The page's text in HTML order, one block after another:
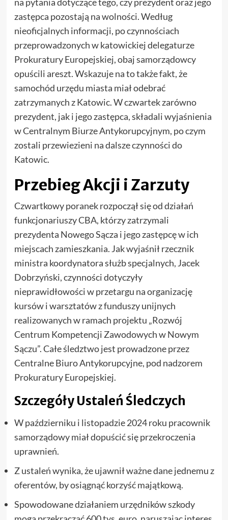
zastępca pozostają na wolności. Według
nieoficjalnych informacji, po czynnościach
przeprowadzonych w katowickiej delegaturze
Prokuratury Europejskiej, obaj samorządowcy
opuścili areszt. Wskazuje na to także fakt, że
samochód urzędu miasta miał odebrać
zatrzymanych z Katowic. W czwartek zarówno
prezydent, jak i jego zastępca, składali wyjaśnienia
w Centralnym Biurze Antykorupcyjnym, po czym
zostali przewiezieni na dalsze czynności do
Katowic.
Przebieg Akcji i Zarzuty
Czwartkowy poranek rozpoczął się od działań
funkcjonariuszy CBA, którzy zatrzymali
prezydenta Nowego Sącza i jego zastępcę w ich
miejscach zamieszkania. Jak wyjaśnił rzecznik
ministra koordynatora służb specjalnych, Jacek
Dobrzyński, czynności dotyczyły
nieprawidłowości w przetargu na organizację
kursów i warsztatów z funduszy unijnych
realizowanych w ramach projektu „Rozwój
Centrum Kompetencji Zawodowych w Nowym
Sączu”. Całe śledztwo jest prowadzone przez
Centralne Biuro Antykorupcyjne, pod nadzorem
Prokuratury Europejskiej.
Szczegóły Ustaleń Śledczych
W październiku i listopadzie 2024 roku pracownik
samorządowy miał dopuścić się przekroczenia
uprawnień.
Z ustaleń wynika, że ujawnił ważne dane jednemu z
oferentów, by osiągnąć korzyść majątkową.
Spowodowane działaniem urzędników szkody